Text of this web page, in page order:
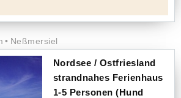
Neßmersiel
Nordsee / Ostfriesland
strandnahes Ferienhaus
1-5 Personen (Hund